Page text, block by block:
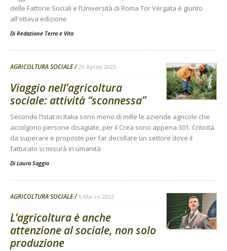
delle Fattorie Sociali e l’Università di Roma Tor Vergata è giunto
all'ottava edizione
Di Redazione Terra e Vita
AGRICOLTURA SOCIALE 29 Aprile 2023
Viaggio nell’agricoltura
sociale: attività “sconnessa”
Secondo l’Istat in Italia sono meno di mille le aziende agricole che
accolgono persone disagiate, per il Crea sono appena 301. Criticità
da superare e proposte per far decollare un settore dove il
fatturato si misurà in umanità
Di Laura Saggio
AGRICOLTURA SOCIALE 6 Marzo 2023
L’agricoltura è anche
attenzione al sociale, non solo
produzione